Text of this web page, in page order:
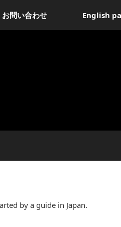
お問い合わせ English
by a guide in Japan.